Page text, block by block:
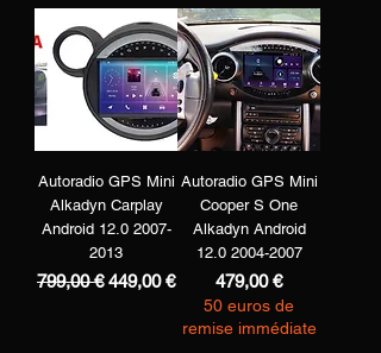
Autoradio GPS Mini
Alkadyn Carplay
Android 12.0 2007-
2013
Prezzo regolare
799,00 € Prezzo scontato
449,00 €
Autoradio GPS Mini
Cooper S One
Alkadyn Android
12.0 2004-2007
Prezzo
479,00 €
50 euros de
remise immédiate